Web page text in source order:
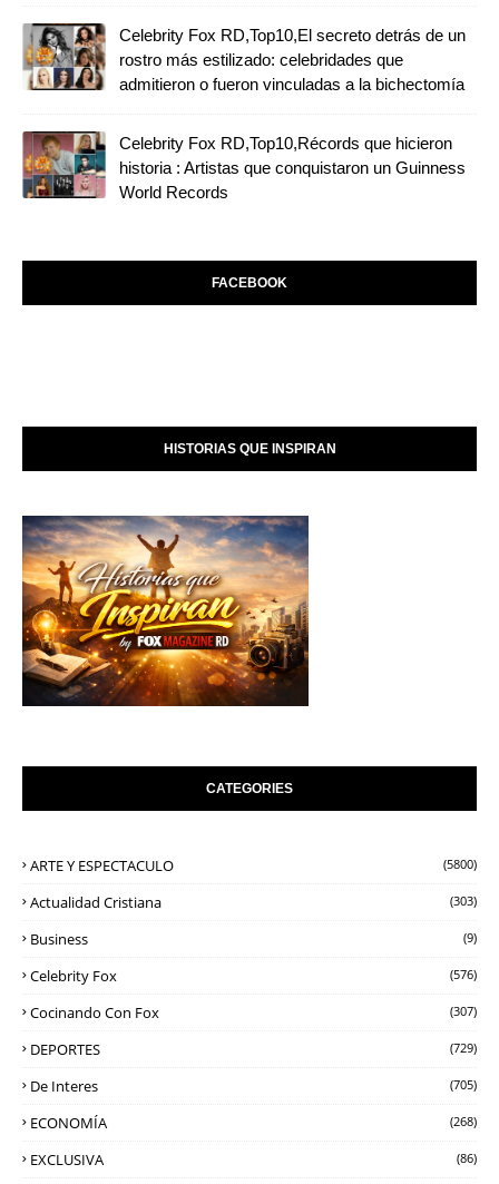
Celebrity Fox RD,Top10,El secreto detrás de un
rostro más estilizado: celebridades que
admitieron o fueron vinculadas a la bichectomía
Celebrity Fox RD,Top10,Récords que hicieron
historia : Artistas que conquistaron un Guinness
World Records
FACEBOOK
HISTORIAS QUE INSPIRAN
CATEGORIES
ARTE Y ESPECTACULO (5800)
Actualidad Cristiana (303)
Business (9)
Celebrity Fox (576)
Cocinando Con Fox (307)
DEPORTES (729)
De Interes (705)
ECONOMÍA (268)
EXCLUSIVA (86)